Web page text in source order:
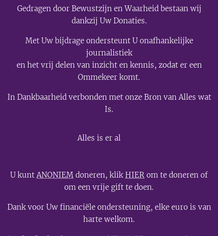
Gedragen door Bewustzijn en Waarheid bestaan wij
dankzij Uw Donaties.
Met Uw bijdrage ondersteunt U onafhankelijke
journalistiek
en het vrij delen van inzicht en kennis, zodat er een
Ommekeer komt.
In Dankbaarheid verbonden met onze Bron van Alles wat
Is.
Alles is er al
U kuntANONIEM doneren, klikHIER om te doneren of
om een vrije gift te doen.
Dank voor Uw financiële ondersteuning, elke euro is van
harte welkom.